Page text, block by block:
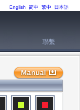
English 简中 繁中 日本語
聯繫